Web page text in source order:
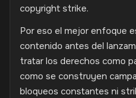
copyright strike.
Por eso el mejor enfoque
contenido antes del
tratar los derechos como
como se construyen
bloqueos constantes ni